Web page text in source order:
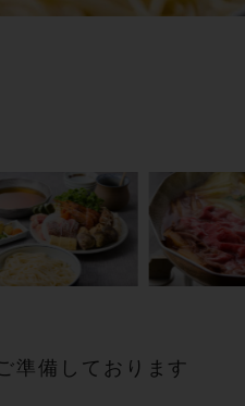
準備しております